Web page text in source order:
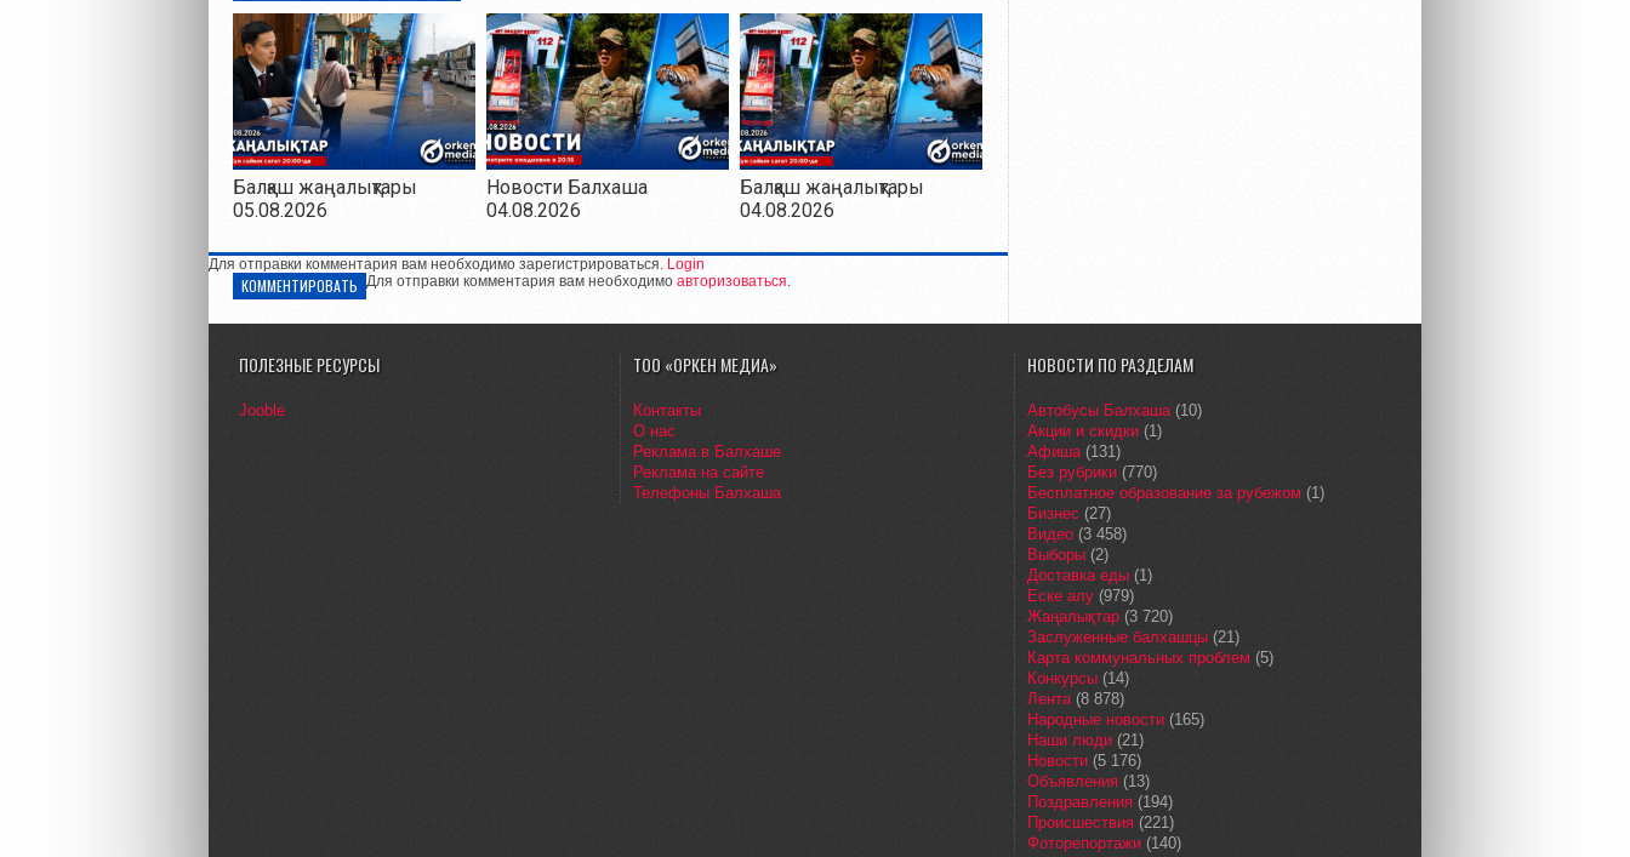
Балқаш жаңалықтары
05.08.2026
Новости Балхаша
04.08.2026
Балқаш жаңалықтары
04.08.2026
Для отправки комментария вам необходимо зарегистрироваться. Login
КОММЕНТИРОВАТЬ Для отправки комментария вам необходимо авторизоваться.
ПОЛЕЗНЫЕ РЕСУРСЫ
Jooble
ТОО «ОРКЕН МЕДИА»
Контакты
О нас
Реклама в Балхаше
Реклама на сайте
Телефоны Балхаша
НОВОСТИ ПО РАЗДЕЛАМ
Автобусы Балхаша(10)
Акции и скидки (1)
Афиша(131)
Без рубрики (770)
Бесплатное образование за рубежом (1)
Бизнес (27)
Видео (3 458)
Выборы (2)
Доставка еды (1)
Еске алу (979)
Жаңалықтар (3 720)
Заслуженные балхашцы (21)
Карта коммунальных проблем (5)
Конкурсы (14)
Лента(8 878)
Народные новости (165)
Наши люди (21)
Новости (5 176)
Объявления (13)
Поздравления (194)
Происшествия (221)
Фоторепортажи (140)